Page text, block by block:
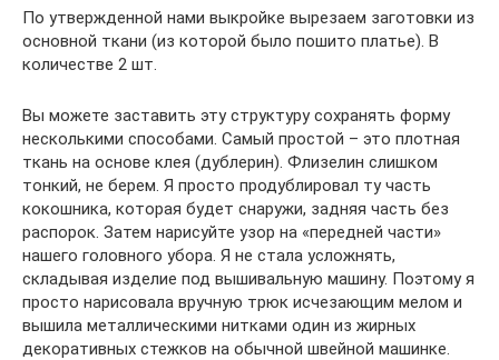
По утвержденной нами выкройке вырезаем заготовки из
основной ткани (из которой было пошито платье). В
количестве 2 шт.
Вы можете заставить эту структуру сохранять форму
несколькими способами. Самый простой – это плотная
ткань на основе клея (дублерин). Флизелин слишком
тонкий, не берем. Я просто продублировал ту часть
кокошника, которая будет снаружи, задняя часть без
распорок. Затем нарисуйте узор на «передней части»
нашего головного убора. Я не стала усложнять,
складывая изделие под вышивальную машину. Поэтому я
просто нарисовала вручную трюк исчезающим мелом и
вышила металлическими нитками один из жирных
декоративных стежков на обычной швейной машинке.